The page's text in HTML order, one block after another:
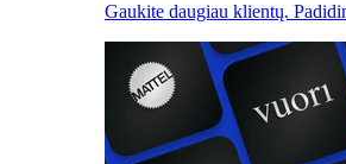
Gaukite daugiau klientų.